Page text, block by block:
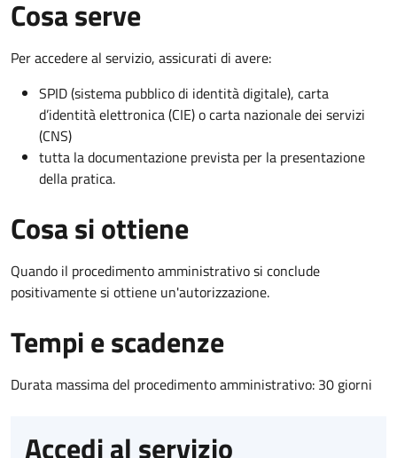
Cosa serve
Per accedere al servizio, assicurati di avere:
SPID (sistema pubblico di identità digitale), carta
d’identità elettronica (CIE) o carta nazionale dei servizi
(CNS)
tutta la documentazione prevista per la presentazione
della pratica.
Cosa si ottiene
Quando il procedimento amministrativo si conclude
positivamente si ottiene un'autorizzazione.
Tempi e scadenze
Durata massima del procedimento amministrativo: 30 giorni
Accedi al servizio